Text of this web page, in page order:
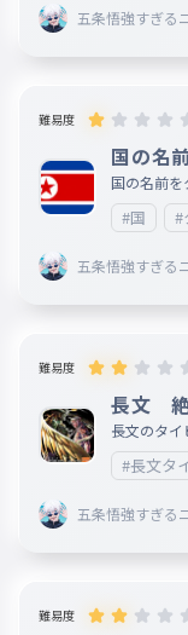
五条悟強すぎる
難易度
国の名
国の名前
しいもの
#国 #
五条悟強すぎる
難易度
長文
長文のタ
#長文タ
五条悟強すぎる
難易度